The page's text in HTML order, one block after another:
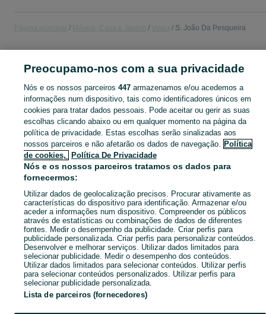
S. João Da Pesqueira
CATEGORIA
Navegue pelos últimos anúncios de Móveis, Casa e Jardim em S. João Da Pesqueira no OLX Portugal. Compre e venda produtos locais com facilidade e segurança. Mostrar
Mapa do site
Mapa das freguesias
Mapa de mini-sites
Pesquisas populares
Preocupamo-nos com a sua privacidade
Nós e os nossos parceiros 447armazenamos e/ou acedemos a
informações num dispositivo, tais como identificadores únicos em
cookies para tratar dados pessoais. Pode aceitar ou gerir as suas
escolhas clicando abaixo ou em qualquer momento na página da
política de privacidade. Estas escolhas serão sinalizadas aos
nossos parceiros e não afetarão os dados de navegação. Política
de cookies,
Política De Privacidade
Nós e os nossos parceiros tratamos os dados para
fornecermos:
Utilizar dados de geolocalização precisos. Procurar ativamente as
características do dispositivo para identificação. Armazenar e/ou
aceder a informações num dispositivo. Compreender os públicos
através de estatísticas ou combinações de dados de diferentes
fontes. Medir o desempenho da publicidade. Criar perfis para
publicidade personalizada. Criar perfis para personalizar conteúdos.
Desenvolver e melhorar serviços. Utilizar dados limitados para
selecionar publicidade. Medir o desempenho dos conteúdos.
Utilizar dados limitados para selecionar conteúdos. Utilizar perfis
para selecionar conteúdos personalizados. Utilizar perfis para
selecionar publicidade personalizada.
Lista de parceiros (fornecedores)